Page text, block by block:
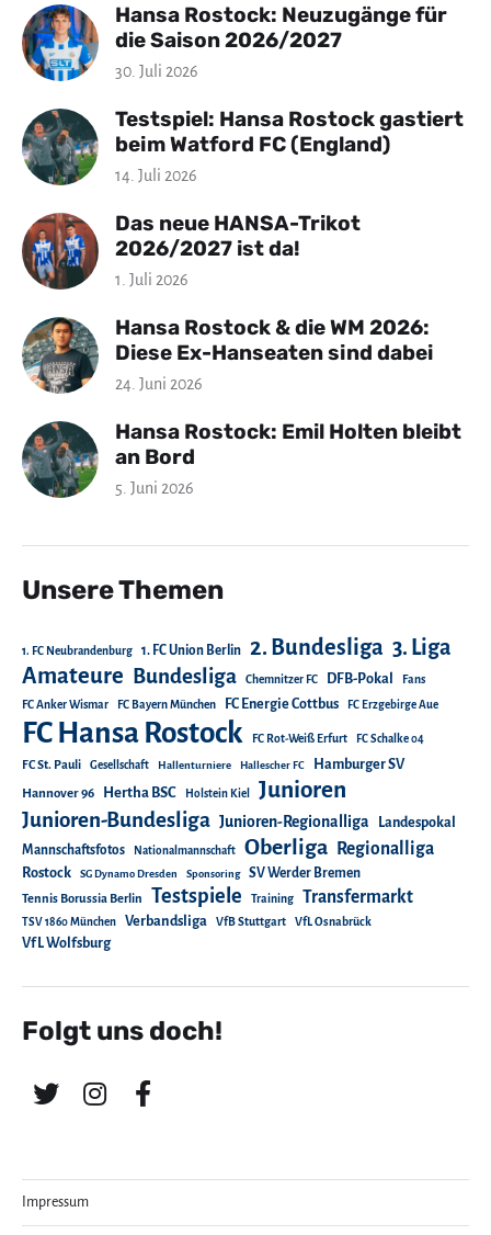
Hansa Rostock: Neuzugänge für
die Saison 2026/2027
30. Juli 2026
Testspiel: Hansa Rostock gastiert
beim Watford FC (England)
14. Juli 2026
Das neue HANSA-Trikot
2026/2027 ist da!
1. Juli 2026
Hansa Rostock & die WM 2026:
Diese Ex-Hanseaten sind dabei
24. Juni 2026
Hansa Rostock: Emil Holten bleibt
an Bord
5. Juni 2026
Unsere Themen
1. FC Neubrandenburg 1. FC Union Berlin 2. Bundesliga 3. Liga
Amateure Bundesliga Chemnitzer FC DFB-Pokal Fans
FC Anker Wismar FC Bayern München FC Energie Cottbus FC Erzgebirge Aue
FC Hansa Rostock FC Rot-Weiß Erfurt FC Schalke 04
FC St. Pauli Gesellschaft Hallenturniere Hallescher FC Hamburger SV
Hannover 96 Hertha BSC Holstein Kiel Junioren
Junioren-Bundesliga Junioren-Regionalliga
Landespokal
Mannschaftsfotos
Nationalmannschaft Oberliga Regionalliga
Rostock SG Dynamo Dresden Sponsoring SV Werder Bremen
Tennis Borussia Berlin Testspiele Training Transfermarkt
TSV 1860 München Verbandsliga VfB Stuttgart VfL Osnabrück
VfL Wolfsburg
Folgt uns doch!
Impressum